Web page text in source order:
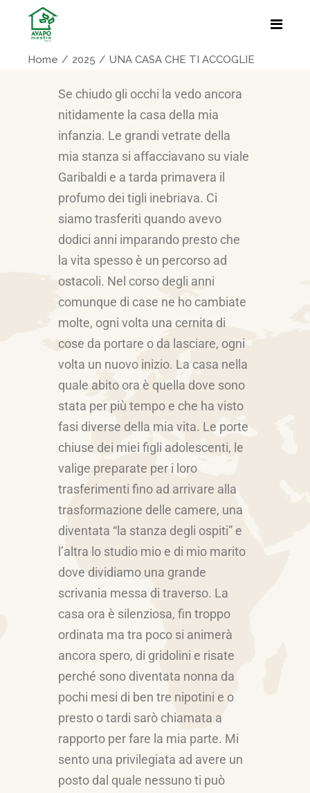
Home 2025 UNA CASA CHE TI ACCOGLIE
Se chiudo gli occhi la vedo ancora
nitidamente la casa della mia
infanzia. Le grandi vetrate della
mia stanza si affacciavano su viale
Garibaldi e a tarda primavera il
profumo dei tigli inebriava. Ci
siamo trasferiti quando avevo
dodici anni imparando presto che
la vita spesso è un percorso ad
ostacoli. Nel corso degli anni
comunque di case ne ho cambiate
molte, ogni volta una cernita di
cose da portare o da lasciare, ogni
volta un nuovo inizio. La casa nella
quale abito ora è quella dove sono
stata per più tempo e che ha visto
fasi diverse della mia vita. Le porte
chiuse dei miei figli adolescenti, le
valige preparate per i loro
trasferimenti fino ad arrivare alla
trasformazione delle camere, una
diventata “la stanza degli ospiti” e
l’altra lo studio mio e di mio marito
dove dividiamo una grande
scrivania messa di traverso. La
casa ora è silenziosa, fin troppo
ordinata ma tra poco si animerà
ancora spero, di gridolini e risate
perché sono diventata nonna da
pochi mesi di ben tre nipotini e o
presto o tardi sarò chiamata a
rapporto per fare la mia parte. Mi
sento una privilegiata ad avere un
posto dal quale nessuno ti può